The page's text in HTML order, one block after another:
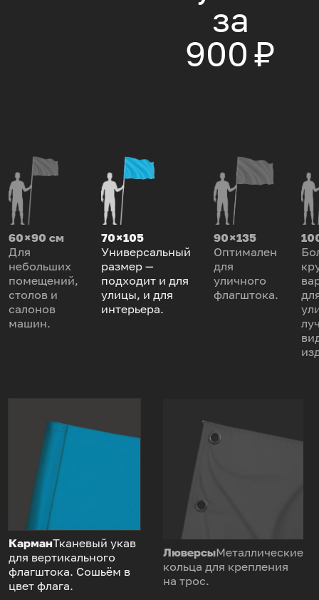
за
900 ₽
60 × 90 см
Для
небольших
помещений,
столов и
салонов
машин.
70 × 105
Универсальный
размер —
подходит и для
улицы, и для
интерьера.
90 × 135
Оптимален
для
уличного
флагштока.
КарманТканевый укав
для вертикального
флагштока. Сошьём в
цвет флага.
ЛюверсыМеталлические
кольца для крепления
на трос.